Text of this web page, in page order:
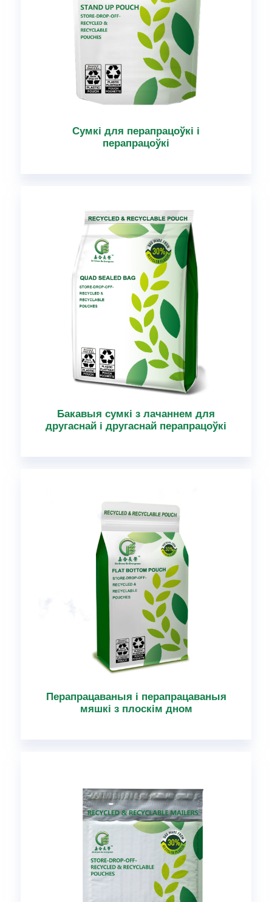
Сумкі для перапрацоўкі і
перапрацоўкі
Бакавыя сумкі з лачаннем для
другаснай і другаснай перапрацоўкі
Перапрацаваныя і перапрацаваныя
мяшкі з плоскім дном